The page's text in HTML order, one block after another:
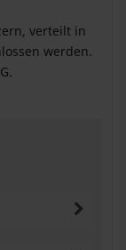
verteilt in
werden.